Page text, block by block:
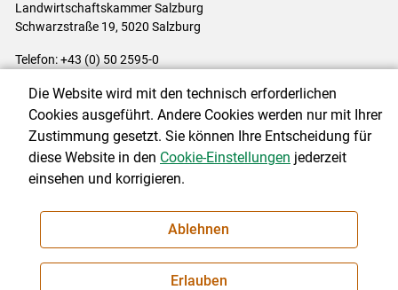
Landwirtschaftskammer Salzburg
Schwarzstraße 19, 5020 Salzburg
Telefon: +43 (0) 50 2595-0
Impressum|Kontakt|Datenschutzerklärung|Barrierefreiheit|
Cookie-Einstellungen
NEWSLETTER
Die Website wird mit den technisch erforderlichen
Cookies ausgeführt. Andere Cookies werden nur mit Ihrer
Zustimmung gesetzt. Sie können Ihre Entscheidung für
diese Website in den Cookie-Einstellungen jederzeit
einsehen und korrigieren.
Ablehnen
Erlauben